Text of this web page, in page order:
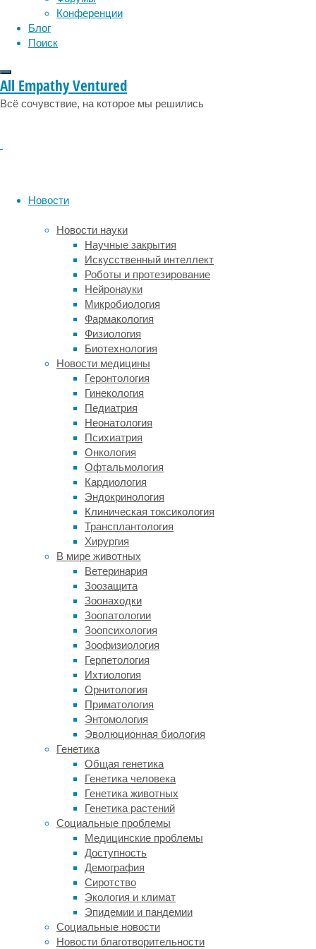
Конференции
Блог
Поиск
All Empathy Ventured
Всё сочувствие, на которое мы решились
Новости
Новости науки
Научные закрытия
Искусственный интеллект
Роботы и протезирование
Нейронауки
Микробиология
Фармакология
Физиология
Биотехнология
Новости медицины
Геронтология
Гинекология
Педиатрия
Неонатология
Психиатрия
Онкология
Офтальмология
Кардиология
Эндокринология
Клиническая токсикология
Трансплантология
Хирургия
В мире животных
Ветеринария
Зоозащита
Зоонаходки
Зоопатологии
Зоопсихология
Зоофизиология
Герпетология
Ихтиология
Орнитология
Приматология
Энтомология
Эволюционная биология
Генетика
Общая генетика
Генетика человека
Генетика животных
Генетика растений
Социальные проблемы
Медицинские проблемы
Доступность
Демография
Сиротство
Экология и климат
Эпидемии и пандемии
Социальные новости
Новости благотворительности
мебель.
3
основных
входят
для
игрушек
всевозможных
форм,
тематические
комплексы:
«Театр»,
«Парикмахерская»,
«Айболит»,
«Магазин»,
благодаря
которым
малыш
сможет
прочувствовать
на
себе
различные
профессии.
ходе
сюжетно-
ролевых
игр
дошкольники
начинают
социализироваться,
то
есть
вливаться
коллектив,
моделируя
поведение,
развивая
лидерские
коммуникативные
качества.
игровая
мебель
детского
сада
должна
иметь